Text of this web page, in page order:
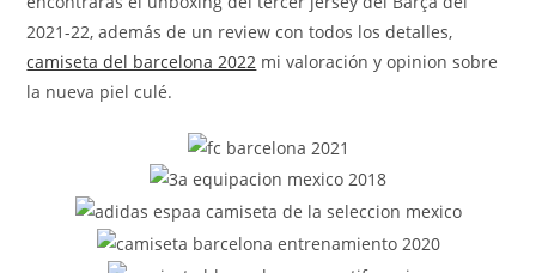
2021-22, además de un review con todos los detalles,
camiseta del barcelona 2022 mi valoración y opinion sobre
la nueva piel culé.